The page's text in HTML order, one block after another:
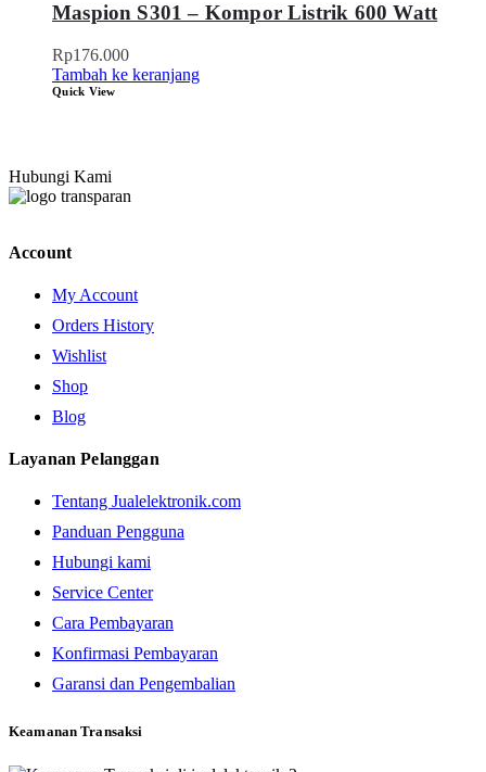
Maspion S301 – Kompor Listrik 600 Watt
Rp176.000
Tambah ke keranjang
Quick View
Hubungi Kami
Account
My Account
Orders History
Wishlist
Shop
Blog
Layanan Pelanggan
Tentang Jualelektronik.com
Panduan Pengguna
Hubungi kami
Service Center
Cara Pembayaran
Konfirmasi Pembayaran
Garansi dan Pengembalian
Keamanan Transaksi